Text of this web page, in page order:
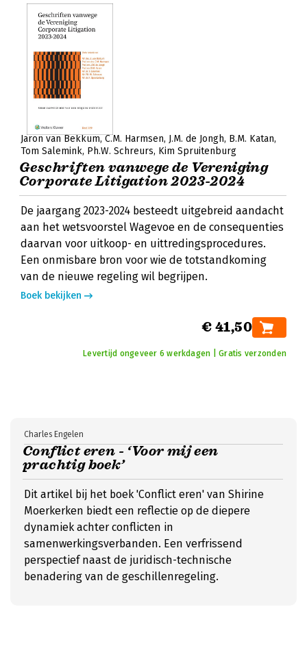
Jaron van Bekkum C.M. Harmsen J.M. de Jongh B.M. Katan
Tom Salemink Ph.W. Schreurs Kim Spruitenburg
Geschriften vanwege de Vereniging
Corporate Litigation 2023-2024
De jaargang 2023-2024 besteedt uitgebreid aandacht
aan het wetsvoorstel Wagevoe en de consequenties
daarvan voor uitkoop- en uittredingsprocedures.
Een onmisbare bron voor wie de totstandkoming
van de nieuwe regeling wil begrijpen.
Boek bekijken
€ 41,50
Levertijd ongeveer 6 werkdagen | Gratis verzonden
Conflict eren - ‘Voor mij een
prachtig boek’
Charles Engelen
Dit artikel bij het boek 'Conflict eren' van Shirine
Moerkerken biedt een reflectie op de diepere
dynamiek achter conflicten in
samenwerkingsverbanden. Een verfrissend
perspectief naast de juridisch-technische
benadering van de geschillenregeling.